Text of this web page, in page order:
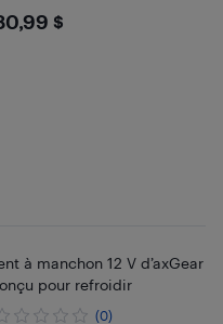
$
à manchon 12 V d’axGear
pour refroidir
(0)